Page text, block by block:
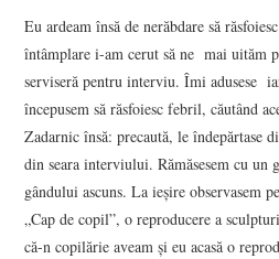
Eu ardeam însă de nerăbdare să
întâmplare i-am cerut să ne mai uităm
serviseră pentru interviu. Îmi adusese
începusem să răsfoiesc febril, căutând
Zadarnic însă: precaută, le îndepărtase
din seara interviului. Rămăsesem cu
gândului ascuns. La ieşire observasem
„Cap de copil”, o reproducere a
că-n copilărie aveam şi eu acasă o